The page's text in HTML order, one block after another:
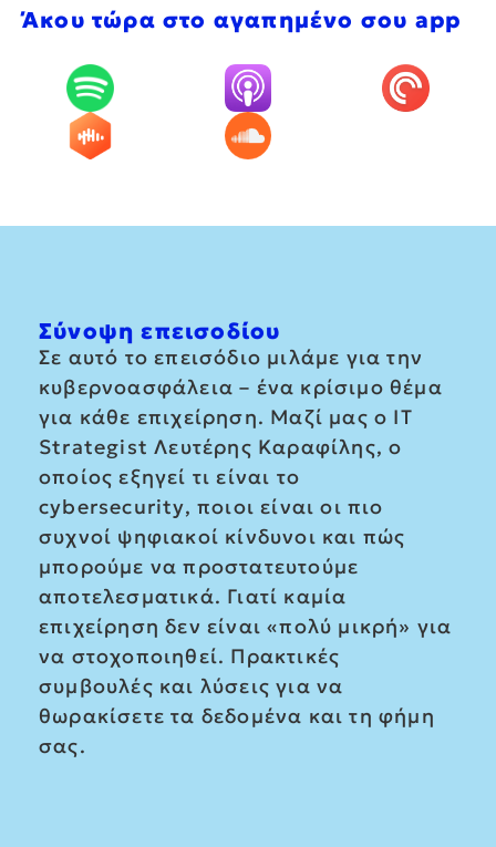
Άκου τώρα στο αγαπημένο σου app
Σύνοψη επεισοδίου
Σε αυτό το επεισόδιο μιλάμε για την
κυβερνοασφάλεια – ένα κρίσιμο θέμα
για κάθε επιχείρηση. Μαζί μας ο IT
Strategist Λευτέρης Καραφίλης, ο
οποίος εξηγεί τι είναι το
cybersecurity, ποιοι είναι οι πιο
συχνοί ψηφιακοί κίνδυνοι και πώς
μπορούμε να προστατευτούμε
αποτελεσματικά. Γιατί καμία
επιχείρηση δεν είναι «πολύ μικρή» για
να στοχοποιηθεί. Πρακτικές
συμβουλές και λύσεις για να
θωρακίσετε τα δεδομένα και τη φήμη
σας.